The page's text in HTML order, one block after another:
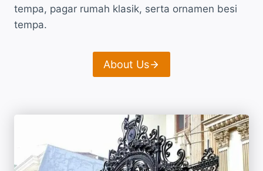
tempa, pagar rumah klasik, serta ornamen besi
tempa.
About Us